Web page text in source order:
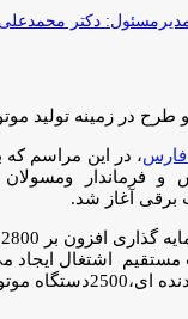
دکتر محمدعلی
در زمینه تولید
فارس، در این مراسم که
فرماندار
برقی آغاز شد.